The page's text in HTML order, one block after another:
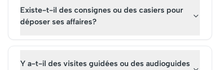
Existe-t-il des consignes ou des casiers pour
déposer ses affaires?
Y a-t-il des visites guidées ou des audioguides